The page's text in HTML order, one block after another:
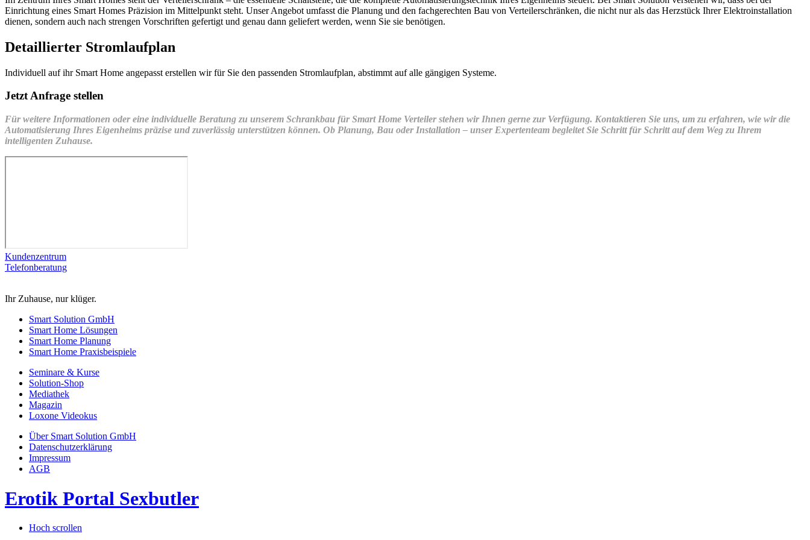
Einrichtung eines Smart Homes Präzision im Mittelpunkt steht. Unser Angebot umfasst die Planung und den fachgerechten Bau von Verteilerschränken, die nicht nur als das Herzstück Ihrer Elektroinstallation
dienen, sondern auch nach strengen Vorschriften gefertigt und genau dann geliefert werden, wenn Sie sie benötigen.
Detaillierter Stromlaufplan
Individuell auf ihr Smart Home angepasst erstellen wir für Sie den passenden Stromlaufplan, abstimmt auf alle gängigen Systeme.
Jetzt Anfrage stellen
Für weitere Informationen oder eine individuelle Beratung zu unserem Schrankbau für Smart Home Verteiler stehen wir Ihnen gerne zur Verfügung. Kontaktieren Sie uns, um zu erfahren, wie wir die
Automatisierung Ihres Eigenheims präzise und zuverlässig unterstützen können. Ob Planung, Bau oder Installation – unser Expertenteam begleitet Sie Schritt für Schritt auf dem Weg zu Ihrem
intelligenten Zuhause.
Kundenzentrum
Telefonberatung
Ihr Zuhause, nur klüger.
Smart Solution GmbH
Smart Home Lösungen
Smart Home Planung
Smart Home Praxisbeispiele
Seminare & Kurse
Solution-Shop
Mediathek
Magazin
Loxone Videokus
Über Smart Solution GmbH
Datenschutzerklärung
Impressum
AGB
Erotik Portal Sexbutler
Hoch scrollen